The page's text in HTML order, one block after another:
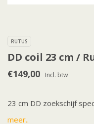
RUTUS
DD coil 23 cm /
€149,00 Incl. btw
23 cm DD zoekschijf
meer..